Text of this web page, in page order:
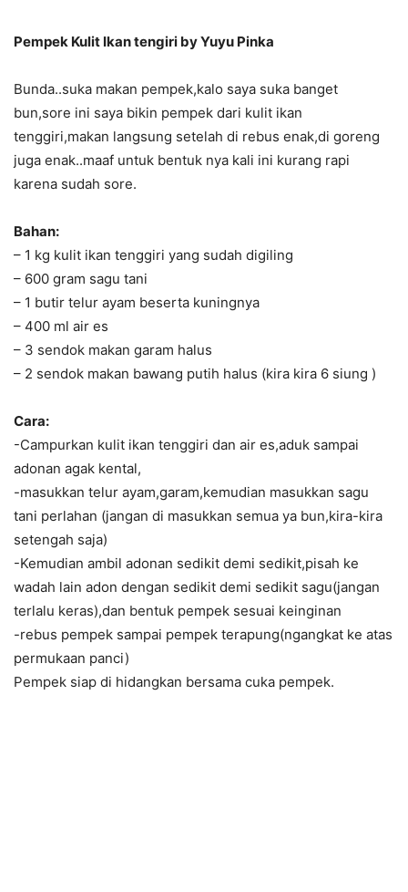
Pempek Kulit Ikan tengiri by Yuyu Pinka
Bunda..suka makan pempek,kalo saya suka banget
bun,sore ini saya bikin pempek dari kulit ikan
tenggiri,makan langsung setelah di rebus enak,di goreng
juga enak..maaf untuk bentuk nya kali ini kurang rapi
karena sudah sore.
Bahan:
– 1 kg kulit ikan tenggiri yang sudah digiling
– 600 gram sagu tani
– 1 butir telur ayam beserta kuningnya
– 400 ml air es
– 3 sendok makan garam halus
– 2 sendok makan bawang putih halus (kira kira 6 siung )
Cara:
-Campurkan kulit ikan tenggiri dan air es,aduk sampai
adonan agak kental,
-masukkan telur ayam,garam,kemudian masukkan sagu
tani perlahan (jangan di masukkan semua ya bun,kira-kira
setengah saja)
-Kemudian ambil adonan sedikit demi sedikit,pisah ke
wadah lain adon dengan sedikit demi sedikit sagu(jangan
terlalu keras),dan bentuk pempek sesuai keinginan
-rebus pempek sampai pempek terapung(ngangkat ke atas
permukaan panci)
Pempek siap di hidangkan bersama cuka pempek.